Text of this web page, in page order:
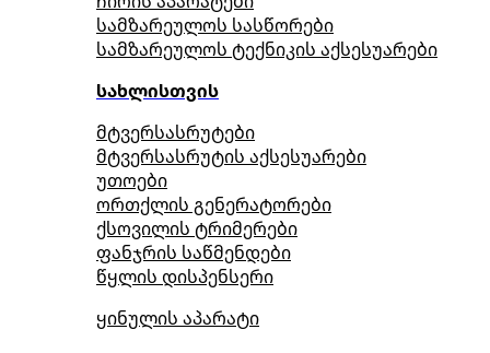
სამზარეულოს სასწორები
სამზარეულოს ტექნიკის აქსესუარები
სახლისთვის
მტვერსასრუტები
მტვერსასრუტის აქსესუარები
უთოები
ორთქლის გენერატორები
ქსოვილის ტრიმერები
ფანჯრის საწმენდები
წყლის დისპენსერი
ყინულის აპარატი